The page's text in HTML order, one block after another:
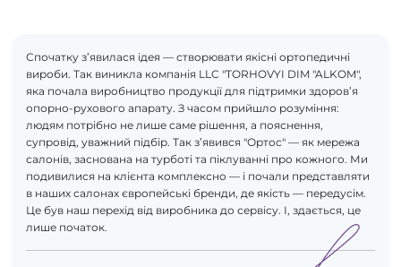
Спочатку з’явилася ідея — створювати якісні ортопедичні
вироби. Так виникла компанія LLC "TORHOVYI DIM "ALKOM",
яка почала виробництво продукції для підтримки здоров’я
опорно-рухового апарату. З часом прийшло розуміння:
людям потрібно не лише саме рішення, а пояснення,
супровід, уважний підбір. Так з’явився "Ортос" — як мережа
салонів, заснована на турботі та піклуванні про кожного. Ми
подивилися на клієнта комплексно — і почали представляти
в наших салонах європейські бренди, де якість — передусім.
Це був наш перехід від виробника до сервісу. І, здається, це
лише початок.